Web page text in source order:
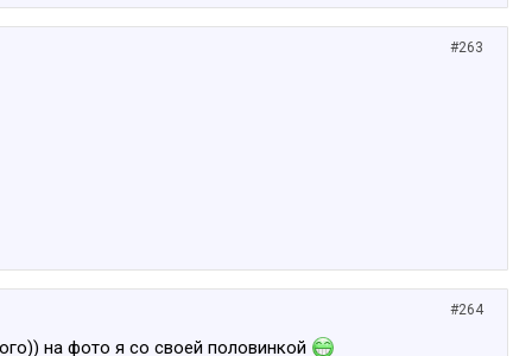
#263
#264
на фото я со своей половинкой